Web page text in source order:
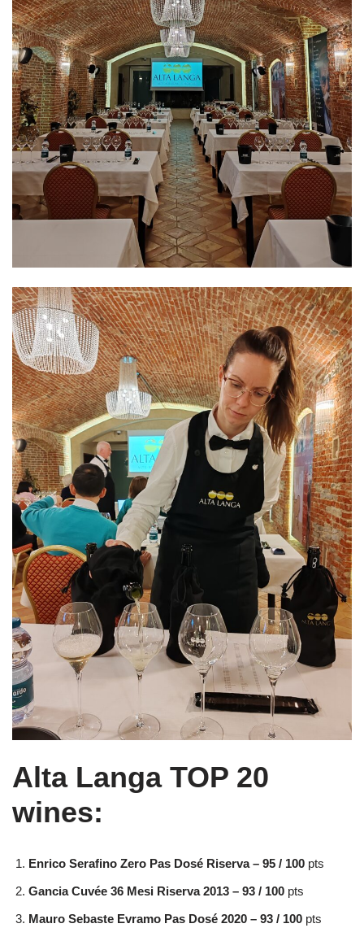
Alta Langa TOP 20
wines:
Enrico Serafino Zero Pas Dosé Riserva – 95 / 100 pts
Gancia Cuvée 36 Mesi Riserva 2013 – 93 / 100 pts
Mauro Sebaste Evramo Pas Dosé 2020 – 93 / 100 pts